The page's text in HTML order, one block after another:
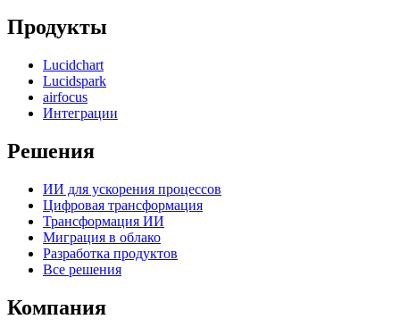
Продукты
Lucidchart
Lucidspark
airfocus
Интеграции
Решения
ИИ для ускорения процессов
Цифровая трансформация
Трансформация ИИ
Миграция в облако
Разработка продуктов
Все решения
Компания